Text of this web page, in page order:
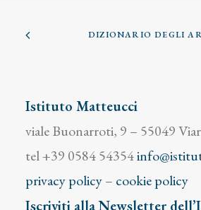
DIZIONARIO DEGLI
Istituto Matteucci
viale Buonarroti, 9 – 55049
tel +39 0584 54354
privacy policy– cookie policy
Iscriviti alla Newsletter